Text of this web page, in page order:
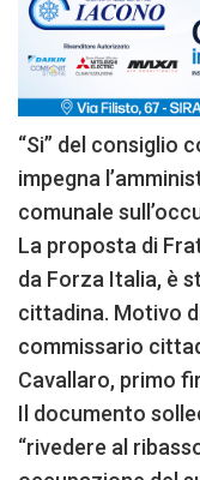
“Si” del consiglio
impegna
comunale
La proposta di
da Forza Italia, è
cittadina. Motivo
commissario
Cavallaro, primo
Il documento
“rivedere al